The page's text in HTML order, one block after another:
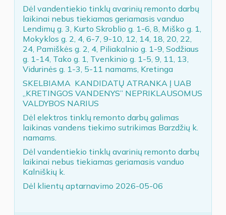
Dėl vandentiekio tinklų avarinių remonto darbų
laikinai nebus tiekiamas geriamasis vanduo
Lendimų g. 3, Kurto Skroblio g. 1-6, 8, Miško g. 1,
Mokyklos g. 2, 4, 6-7, 9-10, 12, 14, 18, 20, 22,
24, Pamiškės g. 2, 4, Piliakalnio g. 1-9, Sodžiaus
g. 1-14, Tako g. 1, Tvenkinio g. 1-5, 9, 11, 13,
Vidurinės g. 1-3, 5-11 namams, Kretinga
SKELBIAMA KANDIDATŲ ATRANKA Į UAB
„KRETINGOS VANDENYS” NEPRIKLAUSOMUS
VALDYBOS NARIUS
Dėl elektros tinklų remonto darbų galimas
laikinas vandens tiekimo sutrikimas Barzdžių k.
namams.
Dėl vandentiekio tinklų avarinių remonto darbų
laikinai nebus tiekiamas geriamasis vanduo
Kalniškių k.
Dėl klientų aptarnavimo 2026-05-06